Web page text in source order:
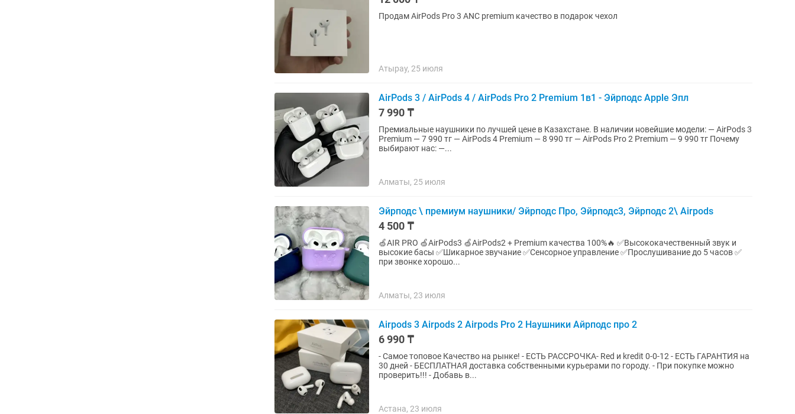
Продам AirPods Pro 3 ANC premium качество в подарок чехол
Атырау, 25 июля
AirPods 3 / AirPods 4 / AirPods Pro 2 Premium 1в1 - Эйрподс Apple Эпл
7 990 ₸
Премиальные наушники по лучшей цене в Казахстане. В наличии новейшие модели: — AirPods 3
Premium — 7 990 тг — AirPods 4 Premium — 8 990 тг — AirPods Pro 2 Premium — 9 990 тг Почему
выбирают нас: —...
Алматы, 25 июля
Эйрподс \ премиум наушники/ Эйрподс Про, Эйрподс3, Эйрподс 2\ Airpods
4 500 ₸
🍏AIR PRO 🍏AirPods3 🍏AirPods2 + Premium качества 100%🔥 ✅Высококачественный звук и
высокие басы ✅Шикарное звучание ✅️Сенсорное управление ✅Прослушивание до 5 часов ✅
при звонке хорошо...
Алматы, 23 июля
Airpods 3 Airpods 2 Airpods Pro 2 Наушники Айрподс про 2
6 990 ₸
- Самое топовое Качество на рынке! - ЕСТЬ РАССРОЧКА- Rеd и kredit 0-0-12 - ЕСТЬ ГАРАНТИЯ на
30 дней - БЕСПЛАТНАЯ доставка собственными курьерами по городу. - При покупке можно
проверить!!! - Добавь в...
Астана, 23 июля